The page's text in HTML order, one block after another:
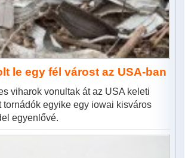
le egy fél várost az USA-ban
viharok vonultak át az USA keleti
tornádók egyike egy iowai kisváros
egyenlővé.